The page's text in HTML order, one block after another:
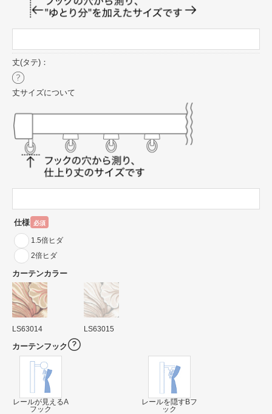
丈(タテ)：
丈サイズについて
仕様 必須
1.5倍ヒダ
2倍ヒダ
カーテンカラー
LS63014 LS63015
カーテンフック
レールが見えるA
フック
レールを隠すBフ
ック